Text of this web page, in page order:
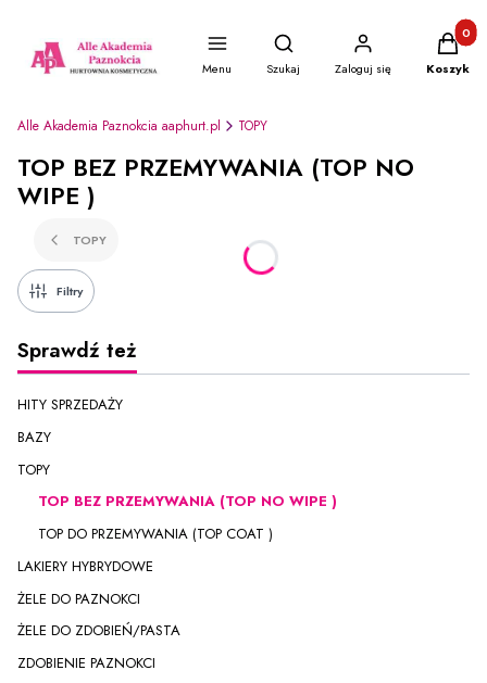
Menu
Otwórz wyszukiwarkę
Szukaj Zaloguj się Koszyk
Alle Akademia Paznokcia aaphurt.pl TOPY
TOP BEZ PRZEMYWANIA (TOP NO
WIPE )
TOPY
Filtry
Sprawdź też
HITY SPRZEDAŻY
BAZY
TOPY
TOP BEZ PRZEMYWANIA (TOP NO WIPE )
TOP DO PRZEMYWANIA (TOP COAT )
LAKIERY HYBRYDOWE
ŻELE DO PAZNOKCI
ŻELE DO ZDOBIEŃ/PASTA
ZDOBIENIE PAZNOKCI